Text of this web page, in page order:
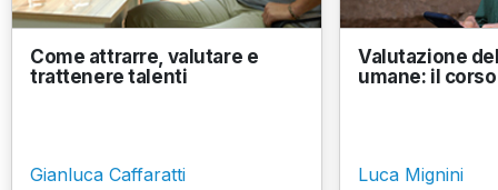
Come attrarre, valutare e
trattenere talenti
Gianluca Caffaratti
Valutazione
umane: il
Luca Mignini